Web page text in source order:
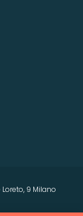
9 Milano